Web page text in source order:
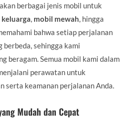
berbagai jenis mobil untuk
mobil mewah , hingga
bahwa setiap perjalanan
sehingga kami
beragam. Semua mobil kami dalam
perawatan untuk
serta keamanan perjalanan Anda.
Mudah dan Cepat